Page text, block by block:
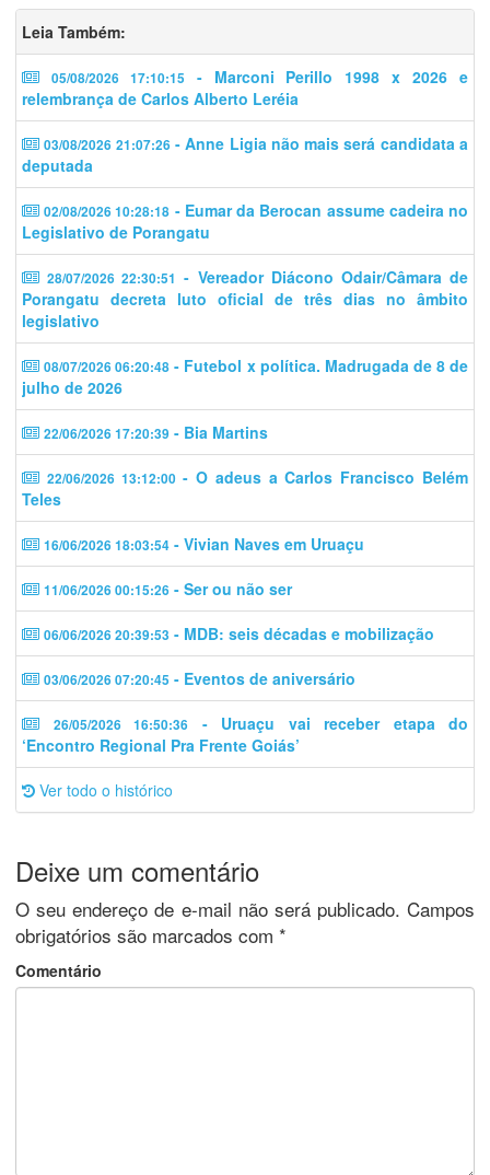
Leia Também:
05/08/2026 17:10:15
- Marconi Perillo 1998 x 2026 e
relembrança de Carlos Alberto Leréia
03/08/2026 21:07:26 - Anne Ligia não mais será candidata a
deputada
02/08/2026 10:28:18 - Eumar da Berocan assume cadeira no
Legislativo de Porangatu
28/07/2026 22:30:51 - Vereador Diácono Odair/Câmara de
Porangatu decreta luto oficial de três dias no âmbito
legislativo
08/07/2026 06:20:48 - Futebol x política. Madrugada de 8 de
julho de 2026
22/06/2026 17:20:39 - Bia Martins
22/06/2026 13:12:00- O adeus a Carlos Francisco Belém
Teles
16/06/2026 18:03:54 - Vivian Naves em Uruaçu
11/06/2026 00:15:26 - Ser ou não ser
06/06/2026 20:39:53 - MDB: seis décadas e mobilização
03/06/2026 07:20:45 - Eventos de aniversário
26/05/2026 16:50:36
- Uruaçu vai receber etapa do
‘Encontro Regional Pra Frente Goiás’
Ver todo o histórico
Deixe um comentário
O seu endereço de e-mail não será publicado. Campos
obrigatórios são marcados com *
Comentário